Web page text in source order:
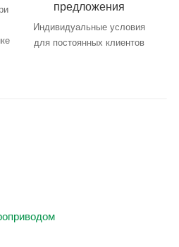
предложения
Индивидуальные условия
для постоянных клиентов